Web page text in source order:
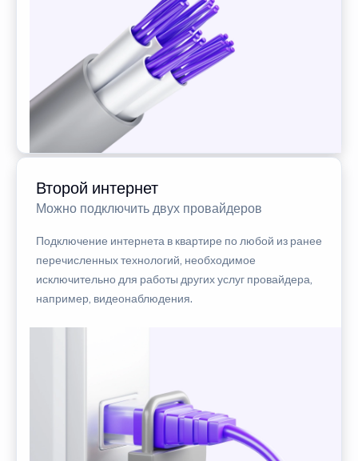
Второй интернет
Можно подключить двух провайдеров
Подключение интернета в квартире по любой из ранее
перечисленных технологий, необходимое
исключительно для работы других услуг провайдера,
например, видеонаблюдения.